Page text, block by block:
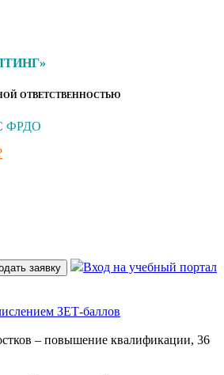
ОТВЕТСТВЕННОСТЬЮ
ФРДО
заявку Вход на учебный портал
ЗЕТ-баллов
– повышение квалификации, 36